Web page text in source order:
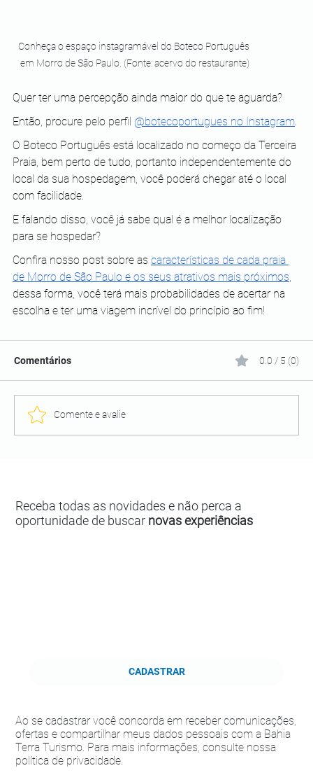
Conheça o espaço instagramável do Boteco Português
em Morro de São Paulo. (Fonte: acervo do restaurante)
Quer ter uma percepção ainda maior do que te aguarda?
Então, procure pelo perfil @botecoportugues no Instagram.
O Boteco Português está localizado no começo da Terceira
Praia, bem perto de tudo, portanto independentemente do
local da sua hospedagem, você poderá chegar até o local
com facilidade.
E falando disso, você já sabe qual é a melhor localização
para se hospedar?
Confira nosso post sobre as características de cada praia
de Morro de São Paulo e os seus atrativos mais próximos,
dessa forma, você terá mais probabilidades de acertar na
escolha e ter uma viagem incrível do princípio ao fim!
Comentários 0.0 / 5 (0)
Comente e avalie
Receba todas as novidades e não perca a
oportunidade de buscar novas experiências
CADASTRAR
Ao se cadastrar você concorda em receber comunicações,
ofertas e compartilhar meus dados pessoais com a Bahia
Terra Turismo. Para mais informações, consulte nossa
política de privacidade.